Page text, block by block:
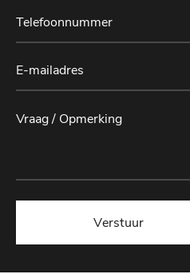
Verstuur